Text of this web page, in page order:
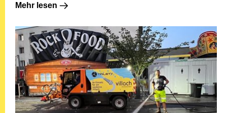
Mehr lesen: Defibrillator: Lebensrettung am Ossiacher
Mehr lesen